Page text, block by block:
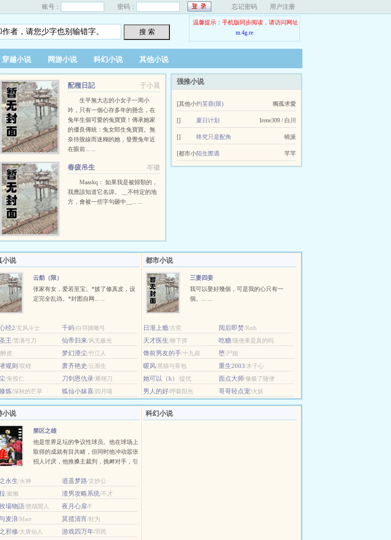
账号： 密码： 忘记密码 用户注册
搜 索
温馨提示：手机版同步阅读，请访问网址
m.4g.re
穿越小说 网游小说 科幻小说 其他小说
于小晨
配種日記
生平無大志的小女子一周小
吟，只有一個心存多年的懸念，在
兔年生個可愛的兔寶寶！傳承她家
的優良傳統：兔女郎生兔寶寶。無
奈待脫線而迷糊的她，發覺兔年近
在眼前... ...
岑徽
春疲吊生
Maaskq： 如果我是被歸類的，
我應該知道它名諱。 __不特定的地
方，會被一些字句砸中__... ...
强推小说
[其他小
说]
灼芙蓉(限) 獨孤求愛
[] 夏日计划 Irene309 / 白川
[] 终究只是配角 曉派
[都市小
说]
陌生際遇 芊芊
小说
云舫（限）
张家有女，爱若至宝。*披了修真皮，设
定完全乱诌。*封图自网... ...
经2/玄风斗士 千屿/白羽摘雕弓
王/雪满弓刀 仙帝归来/风无极光
虎 梦幻湮尘/竹江人
规则 /双鲤 萧齐艳史/云渐生
/朱投仁 刀剑恩仇录/雁翎刀
炼/深秋的芒草 狐仙小妺喜/四月喵
都市小说
三妻四妾
我可以娶好幾個，可是我的心只有一
個。... ...
日渐上瘾/古奕 阅后即焚/Ruth
天才医生/柳下挥 吃糖/随便果是真的吗
馋前男友的手/十九叔 堕/尸姐
暖风/黑猫与茶包 重生2003/木子心
她可以（h） /提优 面点大师/像极了随便
男人的好/呼吸阳光 哥哥轻点宠/火妖
小说
禁区之雄
他是世界足坛的争议性球员。他在球场上
取得的成就有目共睹，但同时他冲动嚣张
招人讨厌，他推搡主裁判，挑衅对手，引
永生/火神 逍遥梦路/文抄公
/嵐懶 渣男攻略系统/不才
場物語/悠哉閒人 夜月心扉/F
麦浪/Maer 莫揽清宵/枉为
邪修/大唐仙人 游戏四万年/羽民
科幻小说